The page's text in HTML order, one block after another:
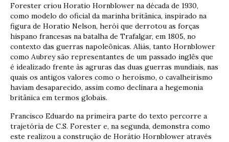
Forester criou Horatio Hornblower na década de 1930,
como modelo do oficial da marinha britânica, inspirado na
figura de Horatio Nelson, herói que derrotou as forças
hispano francesas na batalha de Trafalgar, em 1805, no
contexto das guerras napoleônicas. Aliás, tanto Hornblower
como Aubrey são representantes de um passado inglês que
é idealizado frente às agruras das duas guerras mundiais, nas
quais os antigos valores como o heroísmo, o cavalheirismo
haviam desaparecido, assim como declinara a hegemonia
britânica em termos globais.
Francisco Eduardo na primeira parte do texto percorre a
trajetória de C.S. Forester e, na segunda, demonstra como
este realizou a construção de Horátio Hornblower através